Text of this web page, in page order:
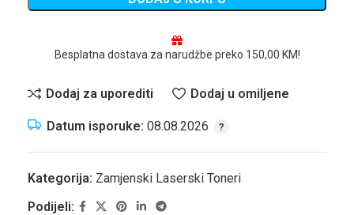
Besplatna dostava za narudžbe preko 150,00 KM!
Dodaj za uporediti Dodaj u omiljene
Datum isporuke: 08.08.2026
Kategorija: Zamjenski Laserski Toneri
Podijeli: